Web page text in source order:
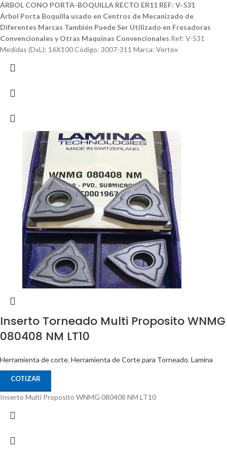
ÁRBOL CONO PORTA-BOQUILLA RECTO ER11 REF: V-531
Árbol Porta Boquilla usado en Centros de Mecanizado de
Diferentes Marcas También Puede Ser Utilizado en Fresadoras
Convencionales y Otras Maquinas Convencionales Ref: V-531
Medidas (DxL): 16X100 Código: 3007-311 Marca: Vertex
Inserto Torneado Multi Proposito WNMG
080408 NM LT10
Herramienta de corte, Herramienta de Corte para Torneado, Lamina
COTIZAR
Inserto Multi Proposito WNMG 080408 NM LT10